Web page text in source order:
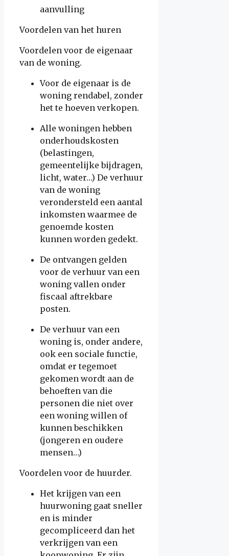
aanvulling
Voordelen van het huren
Voordelen voor de eigenaar
van de woning.
Voor de eigenaar is de
woning rendabel, zonder
het te hoeven verkopen.
Alle woningen hebben
onderhoudskosten
(belastingen,
gemeentelijke bijdragen,
licht, water…) De verhuur
van de woning
verondersteld een aantal
inkomsten waarmee de
genoemde kosten
kunnen worden gedekt.
De ontvangen gelden
voor de verhuur van een
woning vallen onder
fiscaal aftrekbare
posten.
De verhuur van een
woning is, onder andere,
ook een sociale functie,
omdat er tegemoet
gekomen wordt aan de
behoeften van die
personen die niet over
een woning willen of
kunnen beschikken
(jongeren en oudere
mensen…)
Voordelen voor de huurder.
Het krijgen van een
huurwoning gaat sneller
en is minder
gecompliceerd dan het
verkrijgen van een